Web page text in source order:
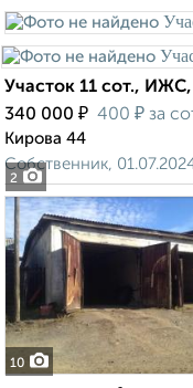
2
Участок 11 сот.,
340 000 ₽ 400 ₽ за
Кирова 44
Собственник,
10